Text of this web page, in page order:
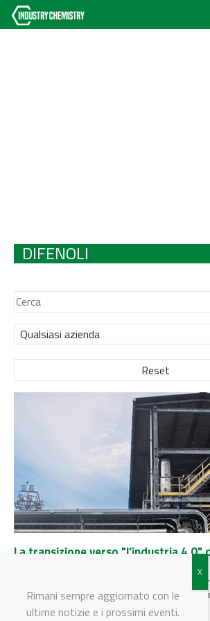
DIFENOLI
Qualsiasi azienda
Reset
La transizione verso "l'industria 4.0"
Nel 2021 l’azienda intende completare
DCS puntando a miglioramenti qualitativi
Rimani sempre aggiornato con le
ultime notizie e i prossimi eventi.